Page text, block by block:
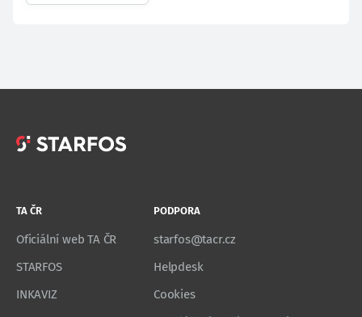
TA ČR
Oficiální web TA ČR
STARFOS
INKAVIZ
PODPORA
starfos@tacr.cz
Helpdesk
Cookies